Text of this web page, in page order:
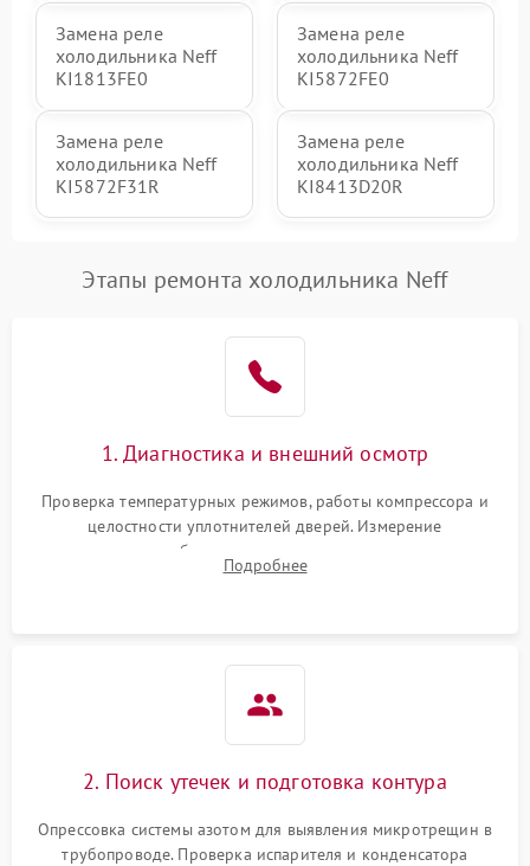
Замена реле
холодильника Neff
KI1813FE0
Замена реле
холодильника Neff
KI5872FE0
Замена реле
холодильника Neff
KI5872F31R
Замена реле
холодильника Neff
KI8413D20R
Этапы ремонта холодильника Neff
1. Диагностика и внешний осмотр
Проверка температурных режимов, работы компрессора и
целостности уплотнителей дверей. Измерение
сопротивления обмоток мотора, проверка термостата и
считывание кодов ошибок с электронного дисплея.
Подробнее
2. Поиск утечек и подготовка контура
Опрессовка системы азотом для выявления микротрещин в
трубопроводе. Проверка испарителя и конденсатора